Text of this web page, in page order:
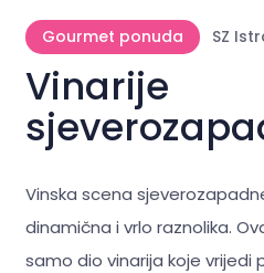
Gourmet ponuda SZ
Vinarije
Vinska scena
dinamična i vrlo raznolika.
samo dio vinarija koje vrijedi